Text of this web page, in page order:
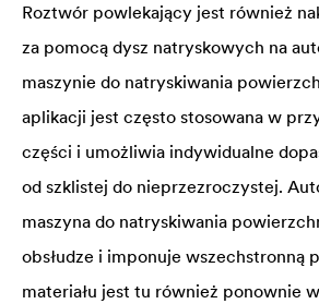
Roztwór powlekający jest również
za pomocą dysz natryskowych na
maszynie do natryskiwania
aplikacji jest często stosowana w
części i umożliwia indywidualne
od szklistej do nieprzezroczystej.
maszyna do natryskiwania
obsłudze i imponuje wszechstronną
materiału jest tu również ponownie